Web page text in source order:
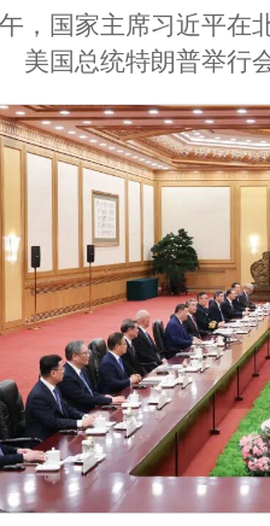
，国家主席习近平在
美国总统特朗普举行